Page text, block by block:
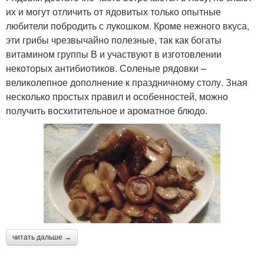
их и могут отличить от ядовитых только опытные
любители побродить с лукошком. Кроме нежного вкуса,
эти грибы чрезвычайно полезные, так как богаты
витамином группы В и участвуют в изготовлении
некоторых антибиотиков. Соленые рядовки –
великолепное дополнение к праздничному столу. Зная
несколько простых правил и особенностей, можно
получить восхитительное и ароматное блюдо.
читать дальше →